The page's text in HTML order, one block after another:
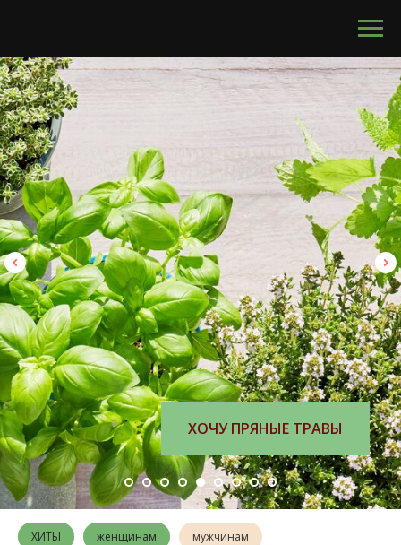
ХОЧУ ПРЯНЫЕ ТРАВЫ
ХИТЫ женщинам мужчинам